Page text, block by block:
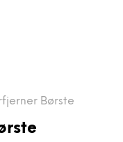
Børste